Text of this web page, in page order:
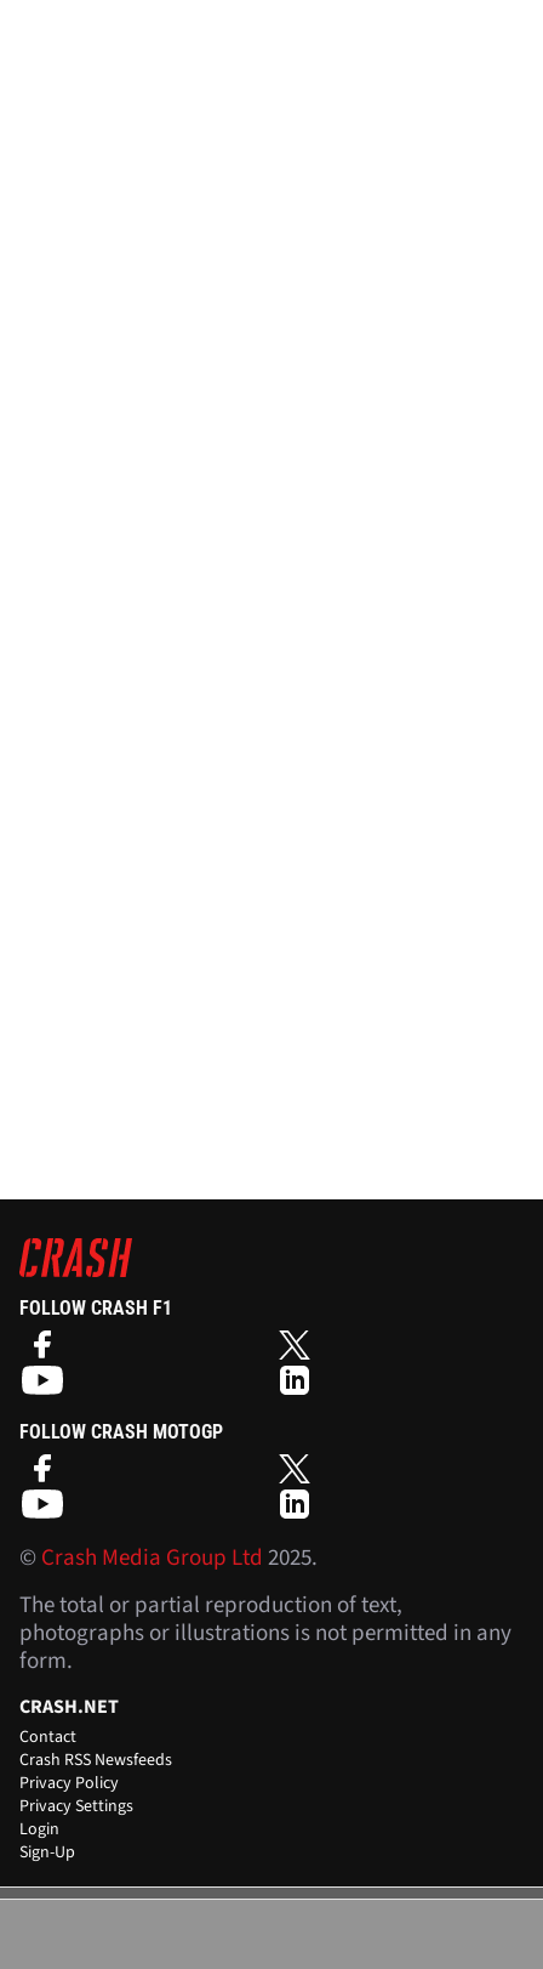
FOLLOW CRASH F1
FOLLOW CRASH MOTOGP
©Crash Media Group Ltd 2025.
The total or partial reproduction of text,
photographs or illustrations is not permitted in any
form.
CRASH.NET
Contact
Crash RSS Newsfeeds
Privacy Policy
Privacy Settings
Login
Sign-Up